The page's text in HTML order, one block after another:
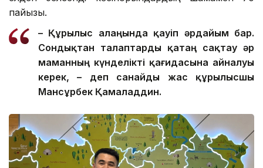
пайызы.
– Құрылыс алаңында қауіп әрдайым бар.
Сондықтан талаптарды қатаң сақтау әр
маманның күнделікті қағидасына айналуы
керек, – деп санайды жас құрылысшы
Мансұрбек Қамаладдин.